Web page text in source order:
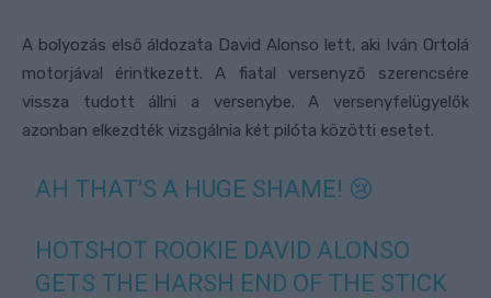
A bolyozás első áldozata David Alonso lett, aki Iván Ortolá
motorjával érintkezett. A fiatal versenyző szerencsére
vissza tudott állni a versenybe. A versenyfelügyelők
azonban elkezdték vizsgálnia két pilóta közötti esetet.
AH THAT'S A HUGE SHAME! 😢
HOTSHOT ROOKIE DAVID ALONSO
GETS THE HARSH END OF THE STICK